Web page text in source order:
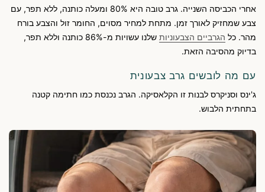
אחרי הכביסה השנייה. גרב טובה היא 80% ומעלה כותנה, ללא תפר, עם
צבע שמחזיק לאורך זמן. מתחת למחיר מסוים, החומר זול והצבע בורח
מהר. כל הגרביים הצבעוניות
שלנו עשויות מ-86% כותנה וללא תפר,
בדיוק מהסיבה הזאת.
עם מה לובשים גרב צבעונית
ג'ינס וסניקרס לבנות זו הקלאסיקה. הגרב נכנסת כמו חתימה קטנה
בתחתית הלבוש.